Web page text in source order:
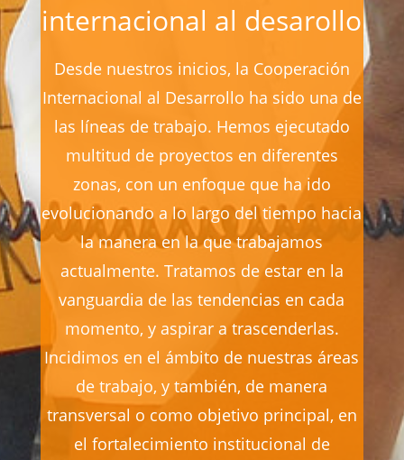
internacional al desarollo
Desde nuestros inicios, la Cooperación
Internacional al Desarrollo ha sido una de
las líneas de trabajo. Hemos ejecutado
multitud de proyectos en diferentes
zonas, con un enfoque que ha ido
evolucionando a lo largo del tiempo hacia
la manera en la que trabajamos
actualmente. Tratamos de estar en la
vanguardia de las tendencias en cada
momento, y aspirar a trascenderlas.
Incidimos en el ámbito de nuestras áreas
de trabajo, y también, de manera
transversal o como objetivo principal, en
el fortalecimiento institucional de